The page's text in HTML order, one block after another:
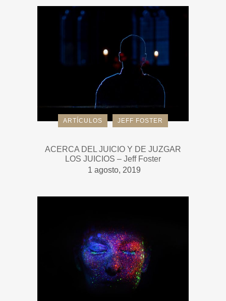
ARTÍCULOS JEFF FOSTER
ACERCA DEL JUICIO Y DE JUZGAR
LOS JUICIOS – Jeff Foster
1 agosto, 2019